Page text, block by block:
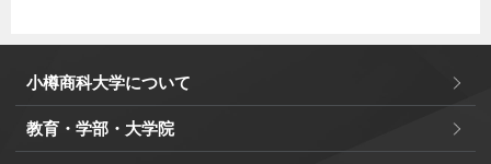
小樽商科大学について
教育・学部・大学院